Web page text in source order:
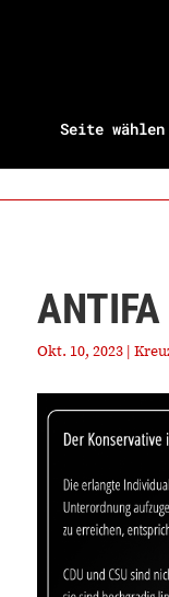
Seite wählen
ANTIFA
Okt. 10, 2023|